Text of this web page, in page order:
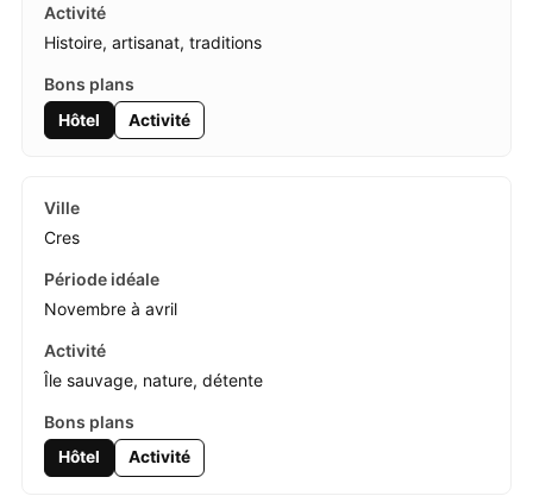
Histoire, artisanat, traditions
Hôtel Activité
Cres
Novembre à avril
Île sauvage, nature, détente
Hôtel Activité